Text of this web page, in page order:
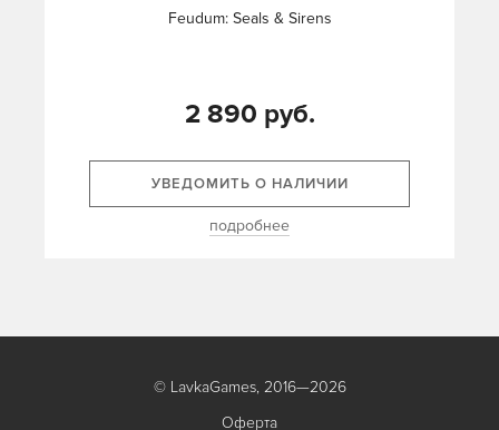
Feudum: Seals & Sirens
2 890 руб.
УВЕДОМИТЬ О НАЛИЧИИ
подробнее
© LavkaGames, 2016—2026
Оферта